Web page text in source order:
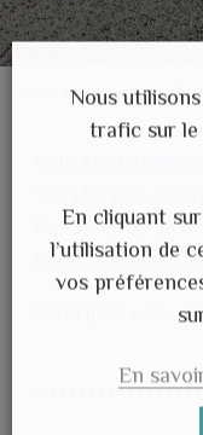
>Actualités>
Suite à
Paré …), merci de
Faites attention
Merci pour votre
Nous
trafic sur
En cliquant
l’utilisation de
vos
En